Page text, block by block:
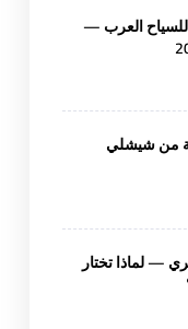
العرب —
من شيشلي
— لماذا تختار